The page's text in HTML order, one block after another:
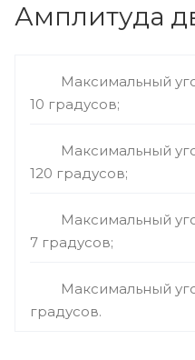
Амплитуда
Максимальный
10 градусов;
Максимальный
120 градусов;
Максимальный
7 градусов;
Максимальный
градусов.